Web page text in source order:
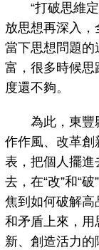
“打破思維定
放思想再深入，
當下思想問題
富，很多時候思
度還不夠。
為此，東豐縣
作作風、改革
表，把個人擺進
去，在“改”和“
焦到如何破解高
和矛盾上來，用
新、創造活力的